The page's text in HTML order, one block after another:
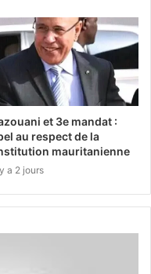
et 3e mandat :
au respect de la
mauritanienne
a 2 jours